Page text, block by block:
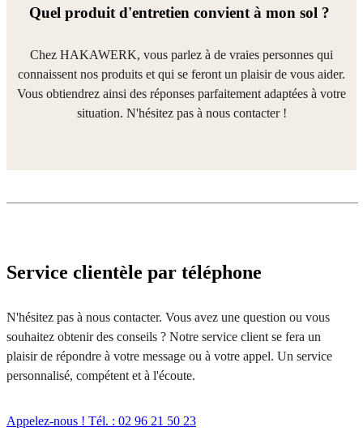
Quel produit d'entretien convient à mon sol ?
Chez HAKAWERK, vous parlez à de vraies personnes qui
connaissent nos produits et qui se feront un plaisir de vous aider.
Vous obtiendrez ainsi des réponses parfaitement adaptées à votre
situation. N'hésitez pas à nous contacter !
Service clientèle par téléphone
N'hésitez pas à nous contacter. Vous avez une question ou vous
souhaitez obtenir des conseils ? Notre service client se fera un
plaisir de répondre à votre message ou à votre appel. Un service
personnalisé, compétent et à l'écoute.
Appelez-nous ! Tél. : 02 96 21 50 23